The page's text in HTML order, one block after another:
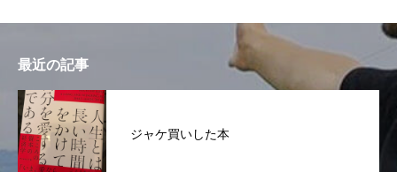
最近の記事
ジャケ買いした本